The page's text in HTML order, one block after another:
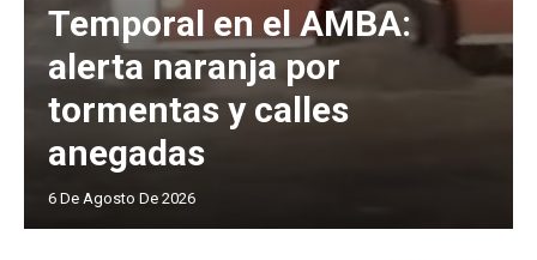
Temporal en el AMBA:
alerta naranja por
tormentas y calles
anegadas
6 De Agosto De 2026